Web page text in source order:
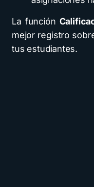
La función
mejor registro
tus estudiantes.